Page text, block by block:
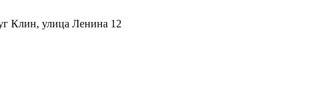
Клин, улица Ленина 12